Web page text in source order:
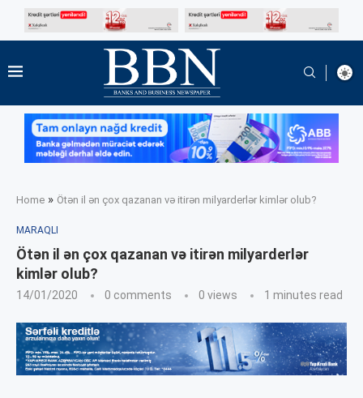
Home » Ötən il ən çox qazanan və itirən milyarderlər kimlər olub?
MARAQLI
Ötən il ən çox qazanan və itirən milyarderlər
kimlər olub?
14/01/2020 0 comments 0 views 1 minutes read